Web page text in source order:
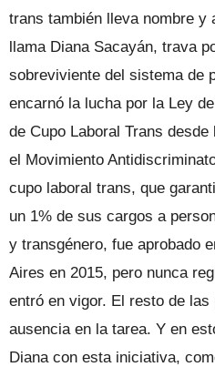
trans también lleva nombre y
llama Diana Sacayán, trava
sobreviviente del sistema de
encarnó la lucha por la Ley
de Cupo Laboral Trans
el Movimiento
cupo laboral trans, que
un 1% de sus cargos a
y transgénero, fue aprobado
Aires en 2015, pero nunca
entró en vigor. El resto de
ausencia en la tarea. Y en
Diana con esta iniciativa,